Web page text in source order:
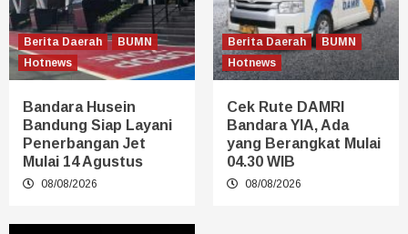
Berita Daerah
BUMN
Hotnews
Bandara Husein
Bandung Siap Layani
Penerbangan Jet
Mulai 14 Agustus
08/08/2026
Berita Daerah
BUMN
Hotnews
Cek Rute DAMRI
Bandara YIA, Ada
yang Berangkat Mulai
04.30 WIB
08/08/2026